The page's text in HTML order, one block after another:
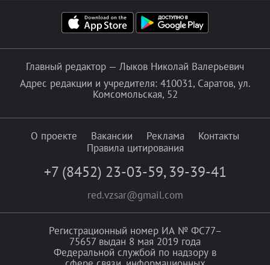
Главный редактор — Лыков Николай Валерьевич
Адрес редакции и учредителя: 410031, Саратов, ул.
Комсомольская, 52
О проекте Вакансии Реклама
Контакты
Правила цитирования
+7 (8452) 23-03-59, 39-39-41
red.vzsar@gmail.com
Регистрационный номер ИА № ФС77–
75657 выдан 8 мая 2019 года
Федеральной службой по надзору в